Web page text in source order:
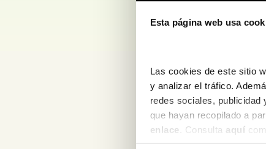
Esta página web usa
Las cookies de este sitio
y analizar el tráfico.
redes sociales, publicidad
enlace . Consulta aquí